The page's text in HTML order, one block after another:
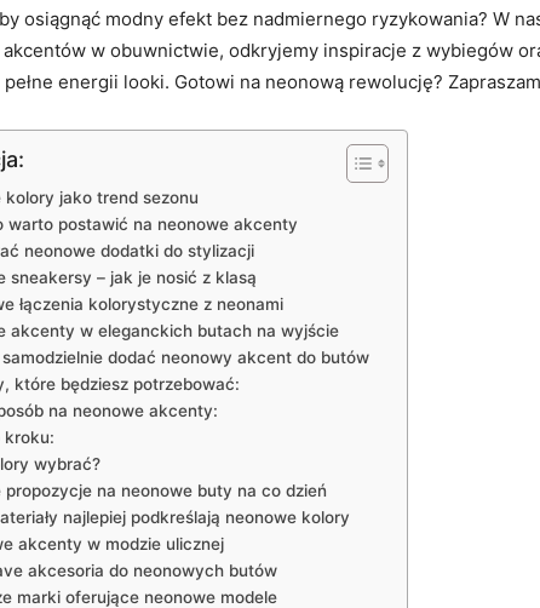
osiągnąć‌ modny efekt bez nadmiernego ryzykowania? W
w obuwnictwie,⁢ odkryjemy inspiracje z wybiegów
energii looki. ⁢Gotowi ⁤na neonową rewolucję?
kolory jako trend sezonu
warto postawić na neonowe akcenty
neonowe dodatki do stylizacji
sneakersy – ⁢jak je nosić z klasą
łączenia kolorystyczne z‌ neonami
akcenty w eleganckich butach na wyjście
samodzielnie dodać neonowy akcent do butów
⁤które będziesz ⁢potrzebować:
na neonowe ⁣akcenty:
kroku:
wybrać?
propozycje na neonowe⁤ buty⁢ na co ‍dzień
najlepiej ⁤podkreślają neonowe kolory
akcenty w modzie ulicznej
akcesoria do neonowych butów
marki oferujące neonowe⁢ modele